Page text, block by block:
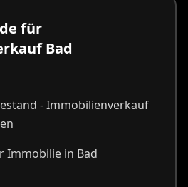
für
Bad
- Immobilienverkauf
Immobilie in Bad